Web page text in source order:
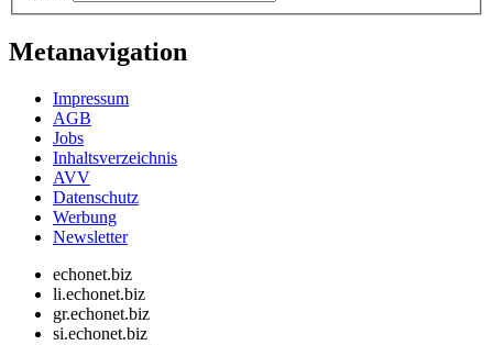
Metanavigation
Impressum
AGB
Jobs
Inhaltsverzeichnis
AVV
Datenschutz
Werbung
Newsletter
echonet.biz
li.echonet.biz
gr.echonet.biz
si.echonet.biz